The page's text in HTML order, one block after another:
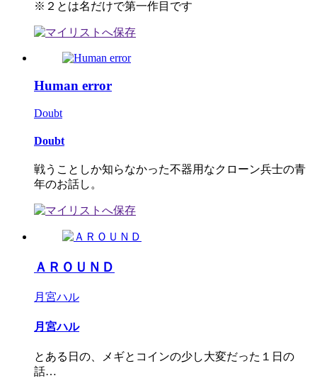
※２とは名だけで第一作目です
Human error
Doubt
Doubt
戦うことしか知らなかった不器用なクローン兵士の青
年のお話し。
ＡＲＯＵＮＤ
月宮ハル
月宮ハル
とある日の、メギとコインの少し大変だった１日の
話…